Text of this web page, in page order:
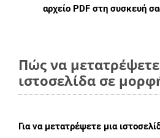
αρχείο PDF στη συσκευή
Πώς να
ιστοσελίδα σε
Για να μετατρέψετε μια